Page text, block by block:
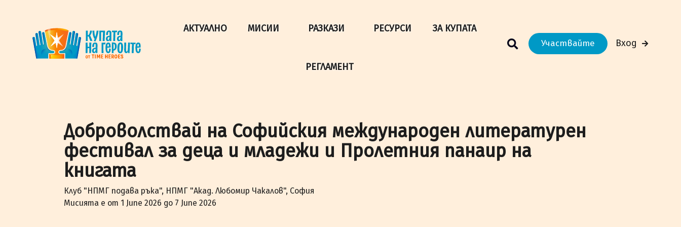
АКТУАЛНО МИСИИ РАЗКАЗИ РЕСУРСИ ЗА КУПАТА
РЕГЛАМЕНТ
Участвайте Вход
Доброволствай на Софийския международен литературен
фестивал за деца и младежи и Пролетния панаир на
книгата
Клуб "НПМГ подава ръка", НПМГ "Акад. Любомир Чакалов", София
Мисията е от 1 June 2026 до 7 June 2026